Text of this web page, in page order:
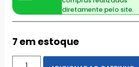
diretamente pelo site.
7 em estoque